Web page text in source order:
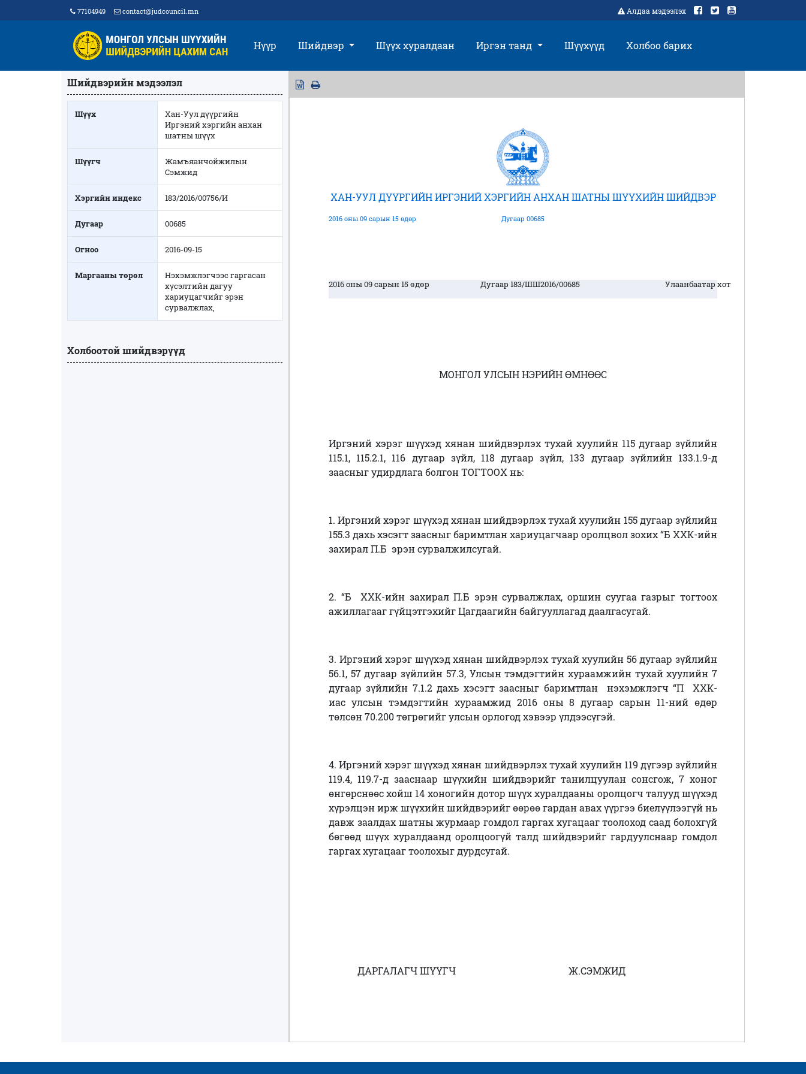
77104949 contact@judcouncil.mn Алдаа мэдээлэх
Нүүр Шийдвэр Шүүх хуралдаан Иргэн танд Шүүхүүд Холбоо барих
Шийдвэрийн мэдээлэл
Шүүх
Хан-Уул дүүргийн
Иргэний хэргийн анхан
шатны шүүх
Шүүгч
Жамъяанчойжилын
Сэмжид
Хэргийн индекс 183/2016/00756/И
Дугаар 00685
Огноо 2016-09-15
Маргааны төрөл
Нэхэмжлэгчээс гаргасан
хүсэлтийн дагуу
хариуцагчийг эрэн
сурвалжлах,
Холбоотой шийдвэрүүд
ХАН-УУЛ ДҮҮРГИЙН ИРГЭНИЙ ХЭРГИЙН АНХАН ШАТНЫ ШҮҮХИЙН ШИЙДВЭР
2016 оны 09 сарын 15 өдөр Дугаар 00685
2016 оны 09 сарын 15 өдөр Дугаар 183/ШШ2016/00685 Улаанбаатар хот
МОНГОЛ УЛСЫН НЭРИЙН ӨМНӨӨС
Иргэний хэрэг шүүхэд хянан шийдвэрлэх тухай хуулийн 115 дугаар зүйлийн
115.1, 115.2.1, 116 дугаар зүйл, 118 дугаар зүйл, 133 дугаар зүйлийн 133.1.9-д
заасныг удирдлага болгон ТОГТООХ нь:
1. Иргэний хэрэг шүүхэд хянан шийдвэрлэх тухай хуулийн 155 дугаар зүйлийн
155.3 дахь хэсэгт заасныг баримтлан хариуцагчаар оролцвол зохих“Б ХХК-ийн
захирал П.Б эрэн сурвалжилсугай.
2. “Б ХХК-ийн захирал П.Б эрэн сурвалжлах, оршин суугаа газрыг тогтоох
ажиллагааг гүйцэтгэхийгЦагдаагийн байгууллагаддаалгасугай.
3. Иргэний хэрэг шүүхэд хянан шийдвэрлэх тухай хуулийн 56 дугаар зүйлийн
56.1, 57 дугаар зүйлийн 57.3, Улсын тэмдэгтийн хураамжийн тухай хуулийн 7
дугаар зүйлийн 7.1.2 дахь хэсэгт заасныг баримтлан
нэхэмжлэгч “П ХХК-
иас улсын тэмдэгтийн хураамжид 2016 оны 8 дугаар сарын 11-ний өдөр
төлсөн 70.200 төгрөгийг улсын орлогод хэвээр үлдээсүгэй.
4. Иргэний хэрэг шүүхэд хянан шийдвэрлэх тухай хуулийн 119 дүгээр зүйлийн
119.4, 119.7-д зааснаар шүүхийн шийдвэрийгтанилцуулан сонсгож, 7 хоног
өнгөрснөөс хойш 14 хоногийн дотор шүүх хуралдааны оролцогч талууд шүүхэд
хүрэлцэн ирж шүүхийн шийдвэрийг өөрөө гардан авах үүргээ биелүүлээгүй нь
давж заалдах шатны журмаар гомдол гаргах хугацааг тоолоход саад болохгүй
бөгөөд шүүх хуралдаанд оролцоогүй талд шийдвэрийг гардуулснаар гомдол
гаргах хугацааг тоолохыг дурдсугай.
ДАРГАЛАГЧ ШҮҮГЧ Ж.СЭМЖИД